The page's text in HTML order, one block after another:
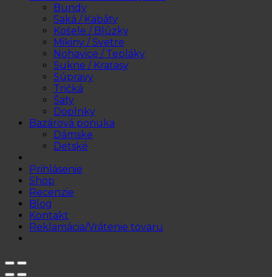
Bundy
Saká / Kabáty
Košele / Blúzky
Mikiny / Svetre
Nohavice / Tepláky
Sukne / Kraťasy
Súpravy
Tričká
Šaty
Doplnky
Bazárová ponuka
Dámske
Detské
Prihlásenie
Shop
Recenzie
Blog
Kontakt
Reklamácia/Vrátenie tovaru